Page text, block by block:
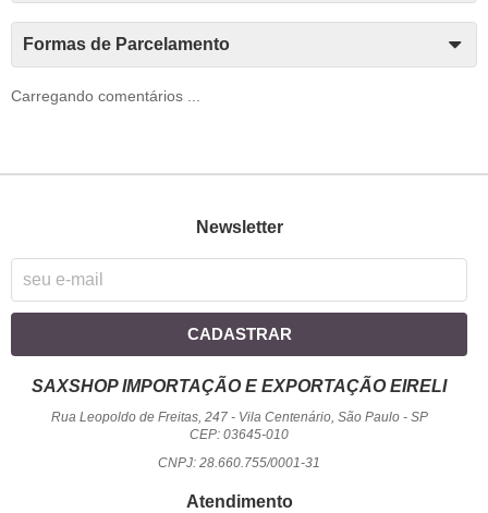
Formas de Parcelamento
Carregando comentários ...
Newsletter
CADASTRAR
SAXSHOP IMPORTAÇÃO E EXPORTAÇÃO EIRELI
Rua Leopoldo de Freitas, 247- Vila Centenário, São Paulo- SP
CEP: 03645-010
CNPJ: 28.660.755/0001-31
Atendimento